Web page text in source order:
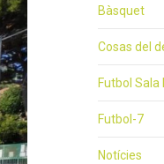
Bàsquet
Cosas del
Futbol Sala
Futbol-7
Notícies